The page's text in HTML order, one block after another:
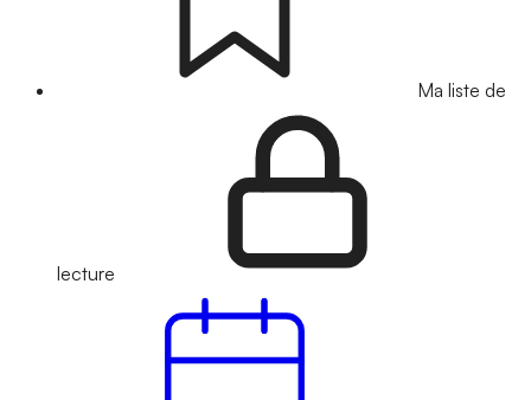
Ma liste de
lecture